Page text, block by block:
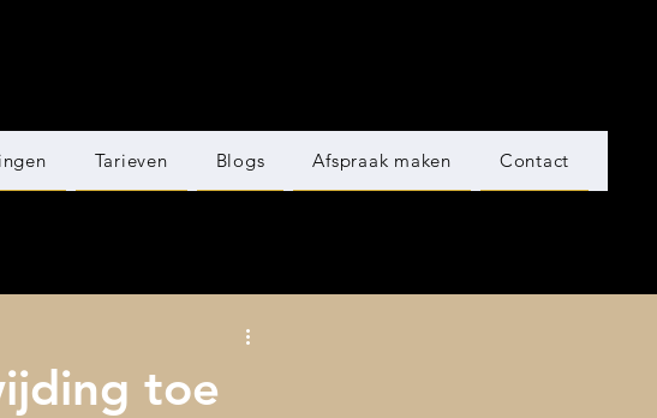
Tarieven Blogs Afspraak maken Contact
toe